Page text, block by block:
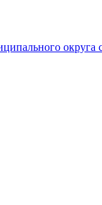
округа